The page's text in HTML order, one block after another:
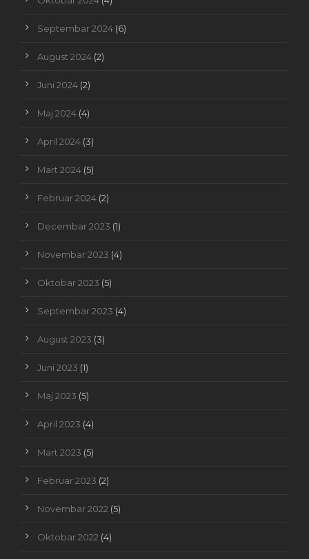
Septembar 2024 (6)
August 2024 (2)
Juni 2024 (2)
Maj 2024 (4)
April 2024 (3)
Mart 2024 (5)
Februar 2024 (2)
Decembar 2023 (1)
Novembar 2023 (4)
Oktobar 2023 (5)
Septembar 2023 (4)
August 2023 (3)
Juni 2023 (1)
Maj 2023 (5)
April 2023 (4)
Mart 2023 (5)
Februar 2023 (2)
Novembar 2022 (5)
Oktobar 2022 (4)